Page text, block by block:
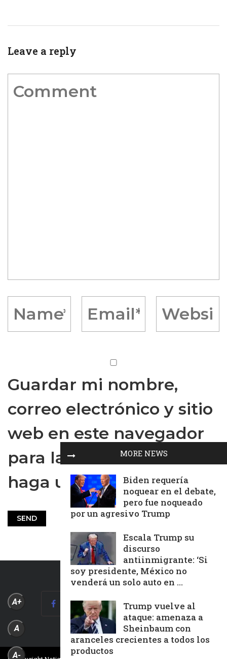
Leave a reply
Guardar mi nombre,
correo electrónico y sitio
web en este navegador
para la próxima vez que
haga un comentario.
MORE NEWS
Biden requería
noquear en el debate,
pero fue noqueado
por un agresivo Trump
Escala Trump su
discurso
antiinmigrante: ‘Si
soy presidente, México no
venderá un solo auto en ...
Trump vuelve al
ataque: amenaza a
Sheinbaum con
aranceles crecientes a todos los
productos
A+
A
A-